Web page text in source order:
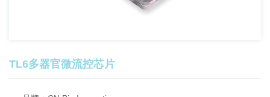
TL6多器官微流控芯片